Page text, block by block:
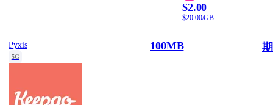
$2.00
$20.00/GB
Pyxis
5G
100MB